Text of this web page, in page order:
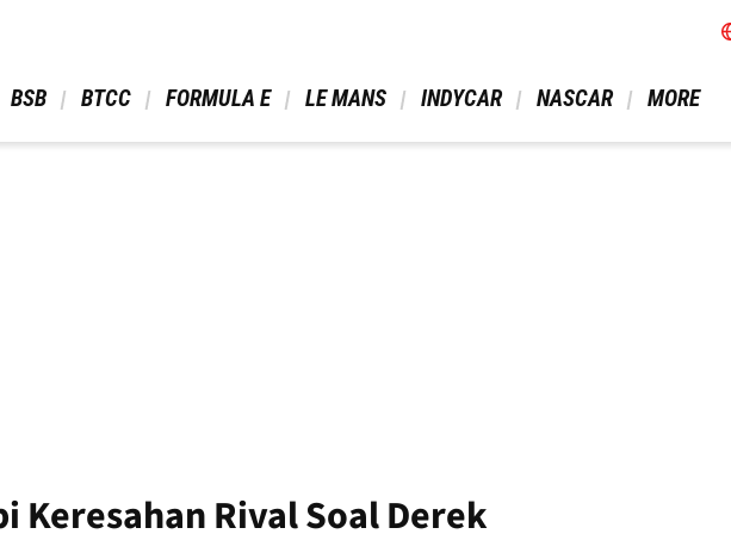
BSB BTCC FORMULA E LE MANS INDYCAR NASCAR MORE
Keresahan Rival Soal Derek